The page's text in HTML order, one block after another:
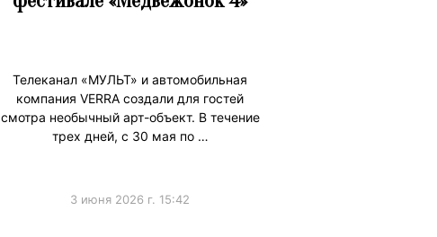
Телеканал «МУЛЬТ» и автомобильная
компания VERRA создали для гостей
смотра необычный арт-объект. В течение
трех дней, с 30 мая по …
3 июня 2026 г. 15:42